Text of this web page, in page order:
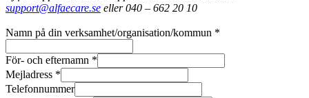
support@alfaecare.se eller 040 – 662 20 10
Namn på din verksamhet/organisation/kommun *
För- och efternamn *
Mejladress *
Telefonnummer